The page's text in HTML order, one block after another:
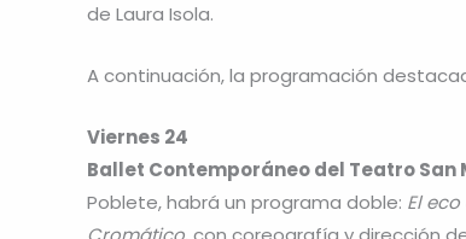
de Laura Isola.
A continuación, la programación
Viernes 24
Ballet Contemporáneo del Teatro San
Poblete, habrá un programa doble: El